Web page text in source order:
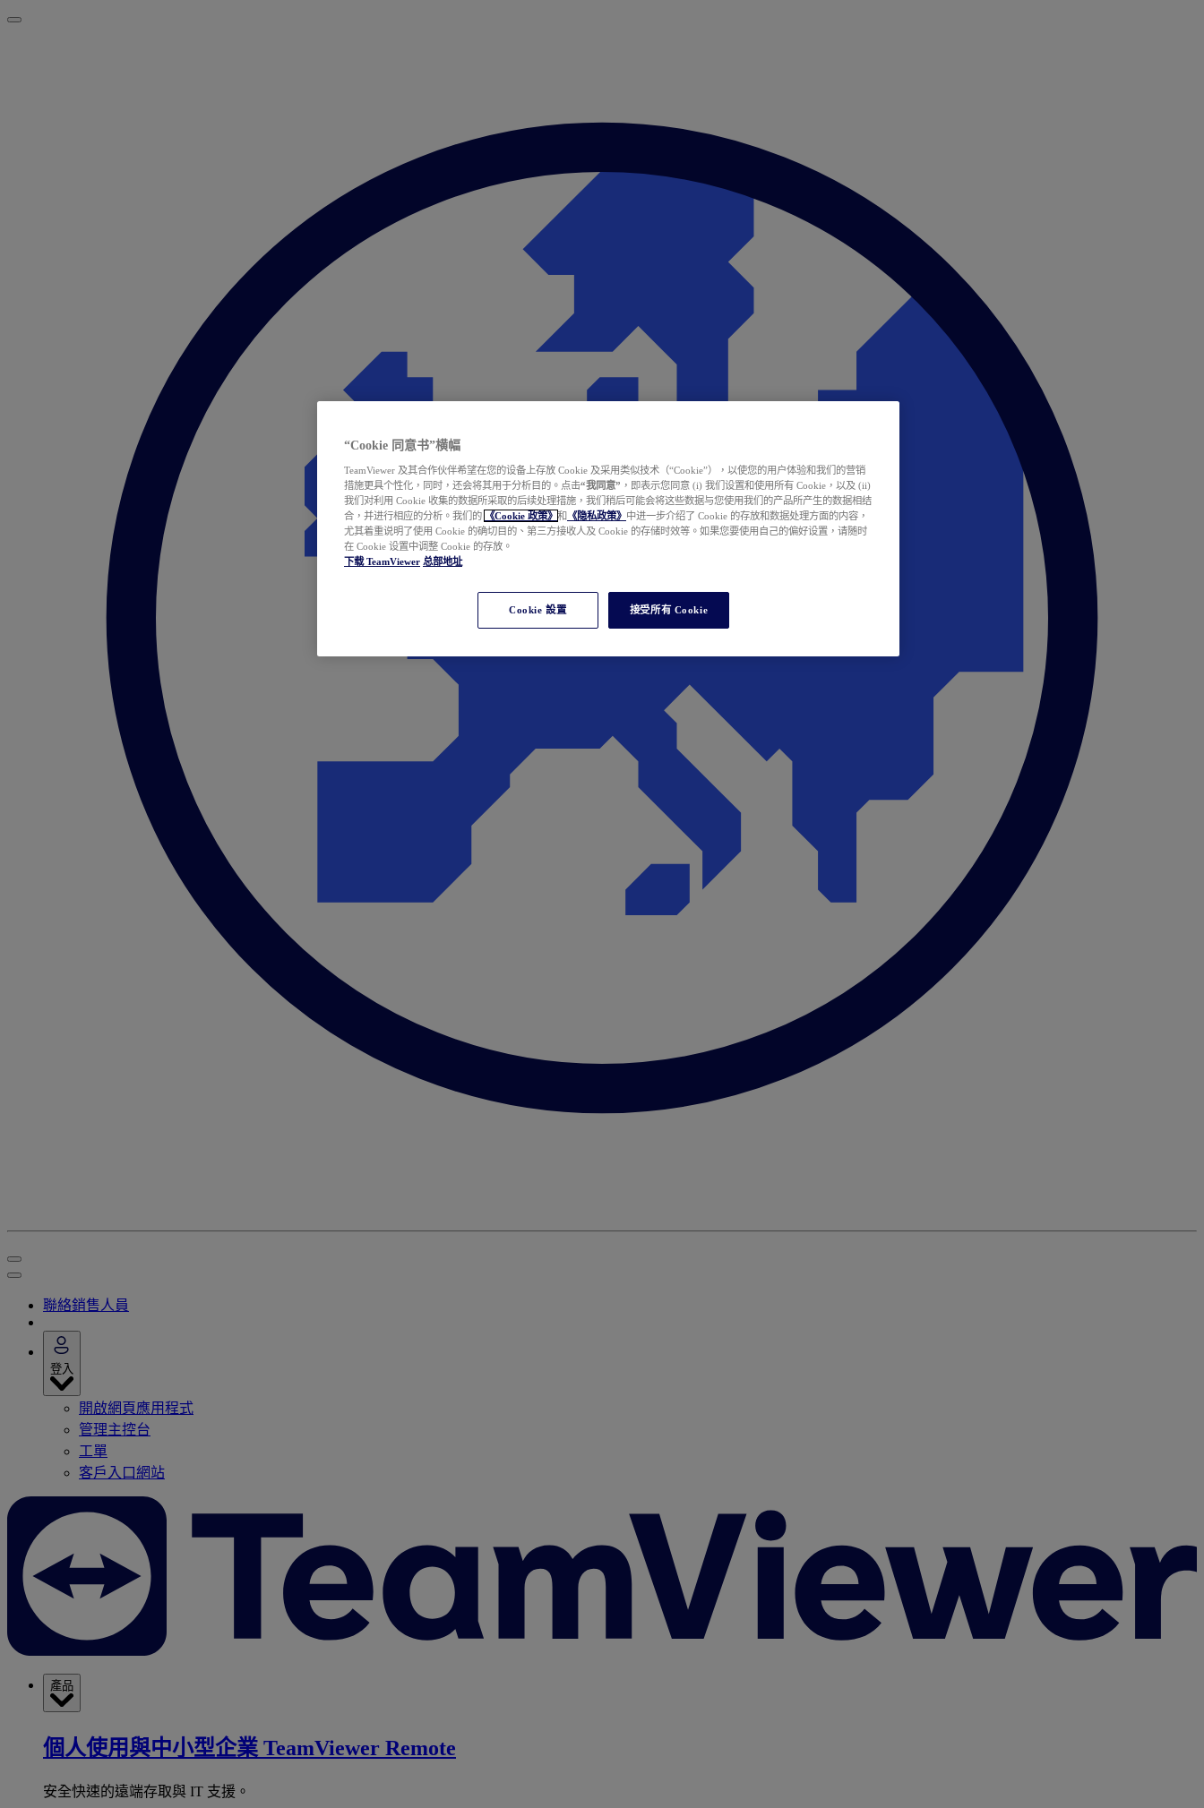
聯絡銷售人員
登入
開啟網頁應用程式
管理主控台
工單
客戶入口網站
產品
個人使用與中小型企業 TeamViewer Remote
安全快速的遠端存取與 IT 支援。
“Cookie 同意书”横幅
TeamViewer 及其合作伙伴希望在您的设备上存放 Cookie 及采用类似技术（“Cookie”），以使您的用户体验和我们的营销
措施更具个性化，同时，还会将其用于分析目的。点击“我同意” ，即表示您同意 (i) 我们设置和使用所有 Cookie，以及 (ii)
我们对利用 Cookie 收集的数据所采取的后续处理措施，我们稍后可能会将这些数据与您使用我们的产品所产生的数据相结
合，并进行相应的分析。我们的
《Cookie 政策》 和 《隐私政策》 中进一步介绍了 Cookie 的存放和数据处理方面的内容，
尤其着重说明了使用 Cookie 的确切目的、第三方接收人及 Cookie 的存储时效等。如果您要使用自己的偏好设置，请随时
在 Cookie 设置中调整 Cookie 的存放。
下载 TeamViewer 总部地址
Cookie 設置 接受所有 Cookie